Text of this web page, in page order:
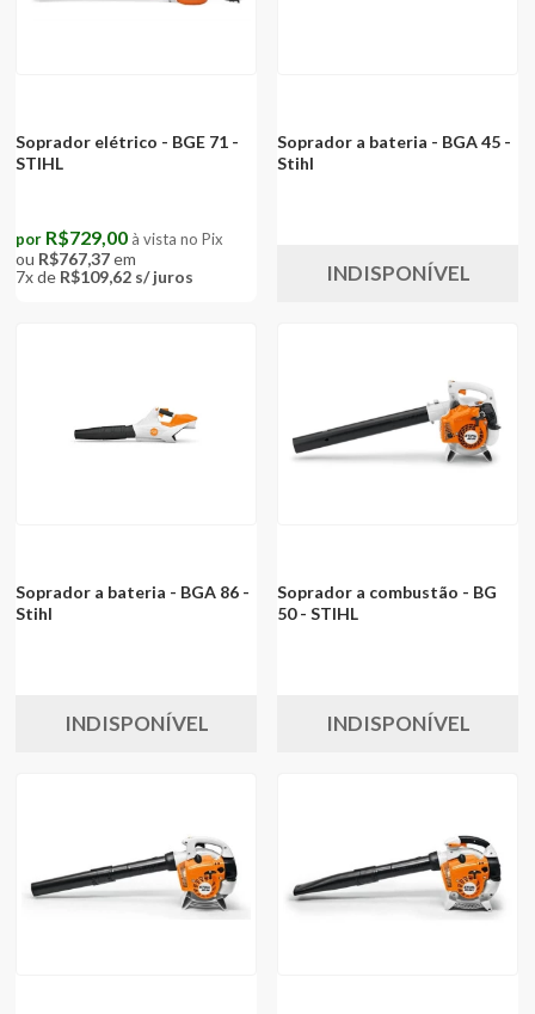
Soprador elétrico - BGE 71 -
STIHL
por R$729,00 à vista no Pix
ou R$767,37em
7xde R$109,62 s/ juros
Soprador a bateria - BGA 45 -
Stihl
INDISPONÍVEL
Soprador a bateria - BGA 86 -
Stihl
INDISPONÍVEL
Soprador a combustão - BG
50 - STIHL
INDISPONÍVEL